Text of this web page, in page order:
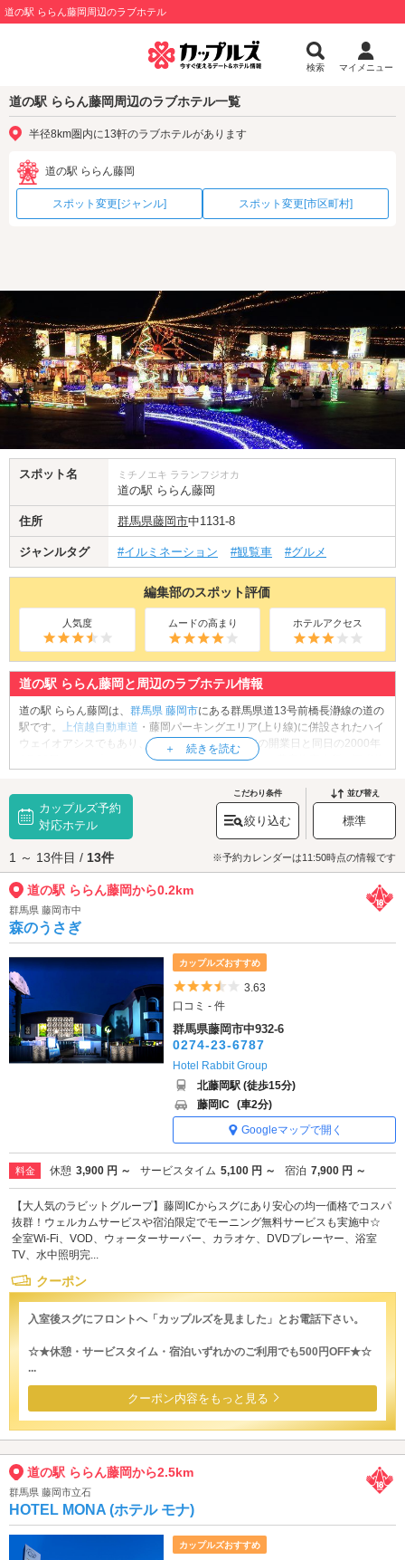
道の駅 ららん藤岡周辺のラブホテル
検索 マイメニュー
道の駅 ららん藤岡周辺のラブホテル一覧
半径8km圏内に13軒のラブホテルがあります
道の駅 ららん藤岡
スポット変更[ジャンル] スポット変更[市区町村]
スポット名 ミチノエキ ラランフジオカ
道の駅 ららん藤岡
住所 群馬県藤岡市中1131-8
ジャンルタグ #イルミネーション #観覧車 #グルメ
編集部のスポット評価
人気度 ムードの高まり ホテルアクセス
道の駅 ららん藤岡と周辺のラブホテル情報
道の駅 ららん藤岡は、 群馬県 藤岡市にある群馬県道13号前橋長瀞線の道の
駅です。
上信越自動車道 ・藤岡パーキングエリア(上り線)に併設されたハイ
ウェイオアシスでもあり、藤岡パーキングエリアの開業日と同日の2000年
4月28日にオープンしました。道の駅の敷地内には、農産物直売所、観光物
す。なかでも、ソフトクリームにラスクを添えた名物商品が人気。また、
敷地内にはミニ遊園地があり、こちらには観覧車などのデートにぴったり
なアトラクションも導入されています。その他、期間限定のイルミネーシ
ョンイベントも好評です。
道の駅 ららん藤岡へは、
藤岡エリアのラブホテルからもアクセスが便利で
す。
カップルズ予約
対応ホテル
こだわり条件
絞り込む
並び替え
標準
1 ～ 13件目 / 13件 ※予約カレンダーは11:50時点の情報です
道の駅 ららん藤岡から0.2km
群馬県 藤岡市中
森のうさぎ
カップルズおすすめ
5つ星のうち3.5
3.63
口コミ - 件
群馬県藤岡市中932-6
0274-23-6787
Hotel Rabbit Group
北藤岡駅 (徒歩15分)
藤岡IC (車2分)
Googleマップで開く
料金 休憩 3,900 円 ～ サービスタイム 5,100 円 ～ 宿泊 7,900 円 ～
【大人気のラビットグループ】藤岡ICからスグにあり安心の均一価格でコスパ
抜群！ウェルカムサービスや宿泊限定でモーニング無料サービスも実施中☆
全室Wi-Fi、VOD、ウォーターサーバー、カラオケ、DVDプレーヤー、浴室
TV、水中照明完...
クーポン
入室後スグにフロントへ「カップルズを見ました」とお電話下さい。
☆★休憩・サービスタイム・宿泊いずれかのご利用でも500円OFF★☆
...
クーポン内容をもっと見る
道の駅 ららん藤岡から2.5km
群馬県 藤岡市立石
HOTEL MONA (ホテル モナ)
カップルズおすすめ